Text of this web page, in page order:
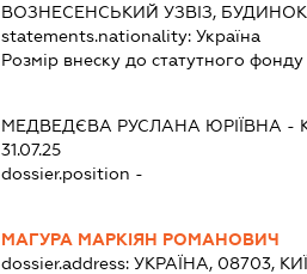
ВОЗНЕСЕНСЬКИЙ УЗВІЗ, БУДИНОК
statements.nationality:Україна
Розмір внеску до статутного
МЕДВЕДЄВА РУСЛАНА ЮРІЇВНА -
31.07.25
dossier.position -
МАГУРА МАРКІЯН РОМАНОВИЧ
dossier.address:УКРАЇНА, 08703,